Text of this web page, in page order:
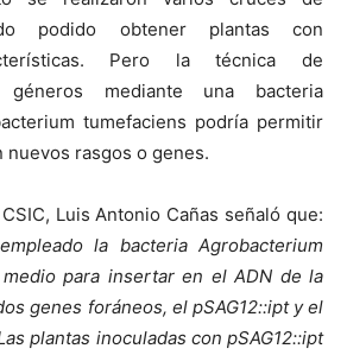
podido obtener plantas con
Pero la técnica de
géneros mediante una bacteria
tumefaciens podría permitir
rasgos o genes.
Luis Antonio Cañas señaló que:
la bacteria Agrobacterium
para insertar en el ADN de la
genes foráneos, el pSAG12::ipt y el
plantas inoculadas con pSAG12::ipt